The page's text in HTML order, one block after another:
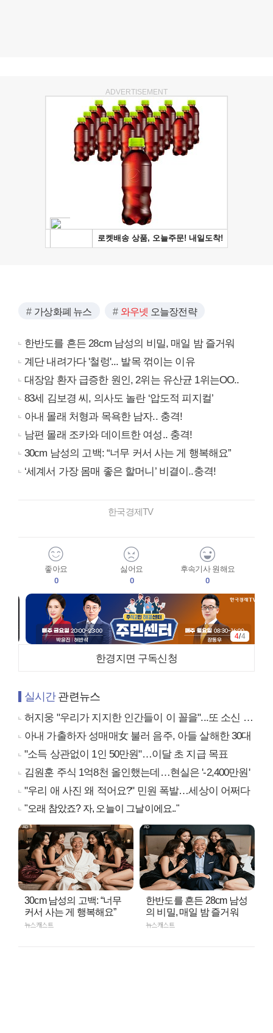
ADVERTISEMENT
가상화폐 뉴스 와우넷 오늘장전략
한반도를 흔든 28cm 남성의 비밀, 매일 밤 즐거워
계단 내려가다 '철렁'... 발목 꺾이는 이유
대장암 환자 급증한 원인, 2위는 유산균 1위는OO..
83세 김보경 씨, 의사도 놀란 ‘압도적 피지컬’
아내 몰래 처형과 목욕한 남자.. 충격!
남편 몰래 조카와 데이트한 여성.. 충격!
30cm 남성의 고백: “너무 커서 사는 게 행복해요”
‘세계서 가장 몸매 좋은 할머니’ 비결이..충격!
한국경제TV
좋아요
0
싫어요
0
후속기사 원해요
0
4/4
한경지면 구독신청
실시간관련뉴스
허지웅 "우리가 지지한 인간들이 이 꼴을"...또 소신 발언
아내 가출하자 성매매女 불러 음주, 아들 살해한 30대
"소득 상관없이 1인 50만원"…이달 초 지급 목표
김원훈 주식 1억8천 올인했는데…현실은 '-2,400만원'
"우리 애 사진 왜 적어요?" 민원 폭발…세상이 어쩌다
"오래 참았죠? 자, 오늘이 그날이에요.."
30cm 남성의 고백: “너무
커서 사는 게 행복해요”
뉴스캐스트
한반도를 흔든 28cm 남성
의 비밀, 매일 밤 즐거워
뉴스캐스트